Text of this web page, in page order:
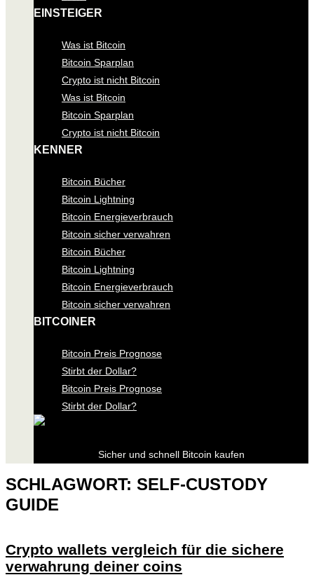
EINSTEIGER
Was ist Bitcoin
Bitcoin Sparplan
Crypto ist nicht Bitcoin
Was ist Bitcoin
Bitcoin Sparplan
Crypto ist nicht Bitcoin
KENNER
Bitcoin Bücher
Bitcoin Lightning
Bitcoin Energieverbrauch
Bitcoin sicher verwahren
Bitcoin Bücher
Bitcoin Lightning
Bitcoin Energieverbrauch
Bitcoin sicher verwahren
BITCOINER
Bitcoin Preis Prognose
Stirbt der Dollar?
Bitcoin Preis Prognose
Stirbt der Dollar?
Sicher und schnell Bitcoin kaufen
SCHLAGWORT: SELF-CUSTODY
GUIDE
Crypto wallets vergleich für die sichere
verwahrung deiner coins